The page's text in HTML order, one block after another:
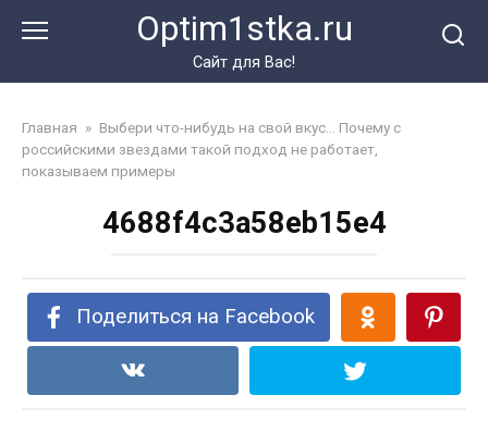
Optim1stka.ru
Сайт для Вас!
Главная » Выбери что-нибудь на свой вкус… Почему с
российскими звездами такой подход не работает,
показываем примеры
4688f4c3a58eb15e4
Поделиться на Facebook